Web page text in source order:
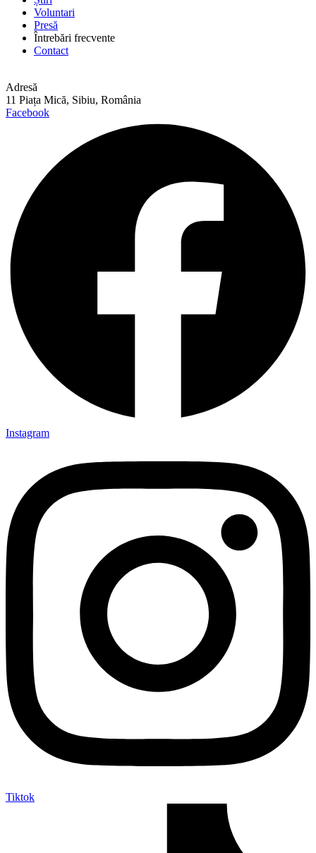
Voluntari
Presă
Întrebări frecvente
Contact
Adresă
11 Piața Mică, Sibiu, România
Facebook
Instagram
Tiktok